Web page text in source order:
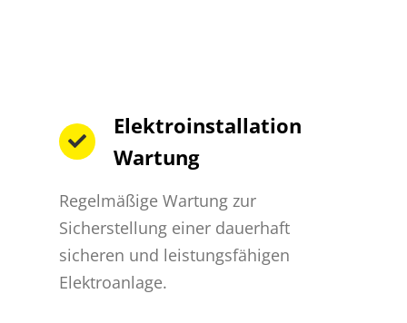
Elektroinstallation
Wartung
Regelmäßige Wartung zur
Sicherstellung einer dauerhaft
sicheren und leistungsfähigen
Elektroanlage.